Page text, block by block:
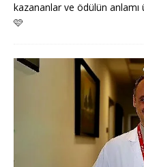
kazananlar ve ödülün anlamı
🩷